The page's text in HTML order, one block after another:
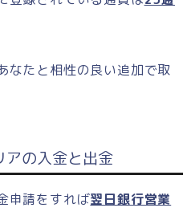
なたと相性の良い追加で取
アの入金と出金
申請をすれば翌日銀行営業